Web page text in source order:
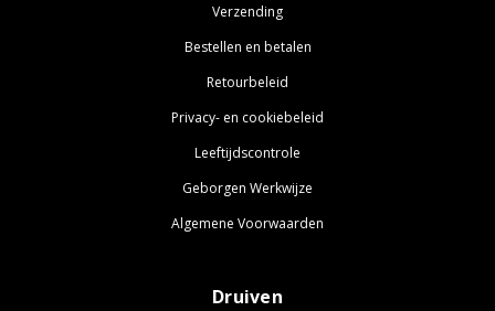
Verzending
Bestellen en betalen
Retourbeleid
Privacy- en cookiebeleid
Leeftijdscontrole
Geborgen Werkwijze
Algemene Voorwaarden
Druiven